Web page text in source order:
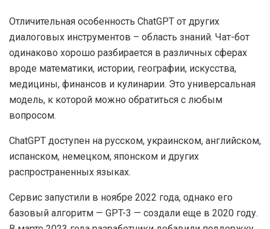
Отличительная особенность ChatGPT от других
диалоговых инструментов – область знаний. Чат-бот
одинаково хорошо разбирается в различных сферах
вроде математики, истории, географии, искусства,
медицины, финансов и кулинарии. Это универсальная
модель, к которой можно обратиться с любым
вопросом.
ChatGPT доступен на русском, украинском, английском,
испанском, немецком, японском и других
распространенных языках.
Сервис запустили в ноябре 2022 года, однако его
базовый алгоритм — GPT-3 — создали еще в 2020 году.